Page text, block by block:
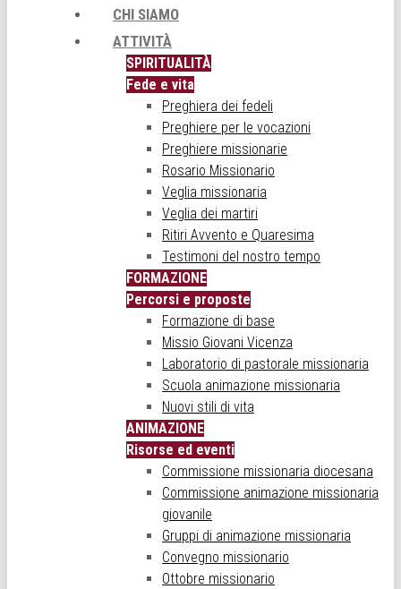
CHI SIAMO
ATTIVITÀ
SPIRITUALITÀ
Fede e vita
Preghiera dei fedeli
Preghiere per le vocazioni
Preghiere missionarie
Rosario Missionario
Veglia missionaria
Veglia dei martiri
Ritiri Avvento e Quaresima
Testimoni del nostro tempo
FORMAZIONE
Percorsi e proposte
Formazione di base
Missio Giovani Vicenza
Laboratorio di pastorale missionaria
Scuola animazione missionaria
Nuovi stili di vita
ANIMAZIONE
Risorse ed eventi
Commissione missionaria diocesana
Commissione animazione missionaria
giovanile
Gruppi di animazione missionaria
Convegno missionario
Ottobre missionario